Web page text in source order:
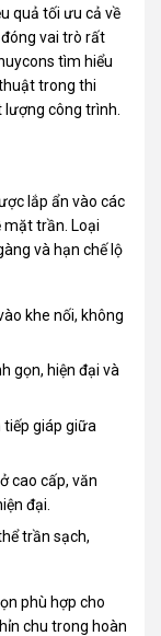
quả tối ưu cả về
vai trò rất
tìm hiểu
trong thi
công trình.
lắp ẩn vào các
mặt trần. Loại
và hạn chế lộ
khe nối, không
gọn, hiện đại và
tiếp giáp giữa
cao cấp, văn
đại.
trần sạch,
phù hợp cho
chu trong hoàn